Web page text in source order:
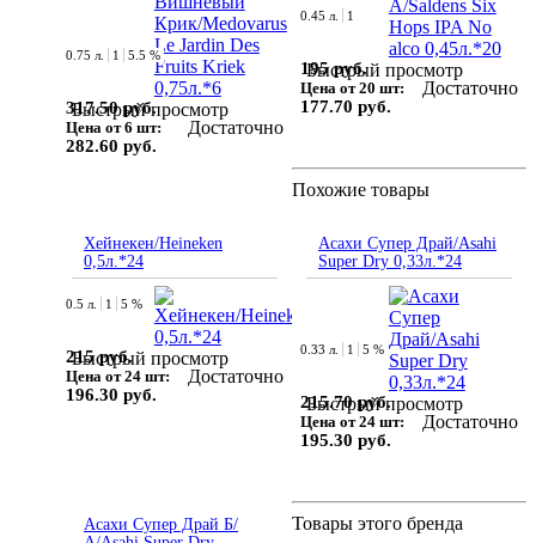
Быстрый просмотр
0.75 л. 1 5.5 %
317.50 руб.
Цена от 6 шт:
282.60 руб.
Достаточно
Быстрый просмотр
0.45 л. 1
195 руб.
Цена от 20 шт:
177.70 руб.
Достаточно
Похожие товары
Хейнекен/Heineken
0,5л.*24
Быстрый просмотр
0.5 л. 1 5 %
215 руб.
Цена от 24 шт:
196.30 руб.
Достаточно
Асахи Супер Драй/Asahi
Super Dry 0,33л.*24
Быстрый просмотр
0.33 л. 1 5 %
215.70 руб.
Цена от 24 шт:
195.30 руб.
Достаточно
Асахи Супер Драй Б/
Товары этого бренда